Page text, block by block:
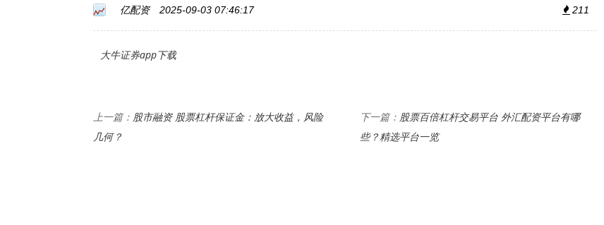
亿配资 2025-09-03 07:46:17 211
大牛证券app下载
上一篇： 股市融资 股票杠杆保证金：放大收益，风险
几何？
下一篇： 股票百倍杠杆交易平台 外汇配资平台有哪
些？精选平台一览